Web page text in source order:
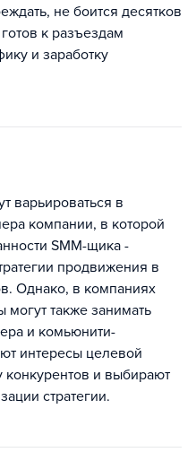
не боится десятков
к разъездам
и заработку
варьироваться в
компании, в которой
SMM-щика -
продвижения в
Однако, в компаниях
также занимать
и комьюнити-
интересы целевой
конкурентов и выбирают
стратегии.